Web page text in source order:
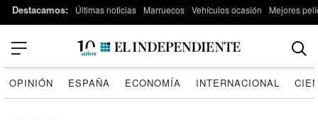
Destacamos: Últimas noticias Marruecos Vehículos ocasión Mejores
OPINIÓN ESPAÑA ECONOMÍA INTERNACIONAL